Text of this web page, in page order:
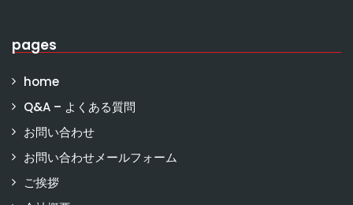
pages
home
Q&A – よくある質問
お問い合わせ
お問い合わせメールフォーム
ご挨拶